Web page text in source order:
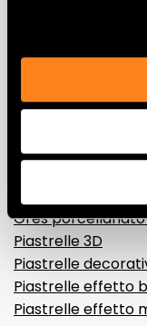
ed effetti
Effetti
Gres
Gres
Gres
Piastrelle 3D
Piastrelle
Piastrelle effetto
Piastrelle effetto